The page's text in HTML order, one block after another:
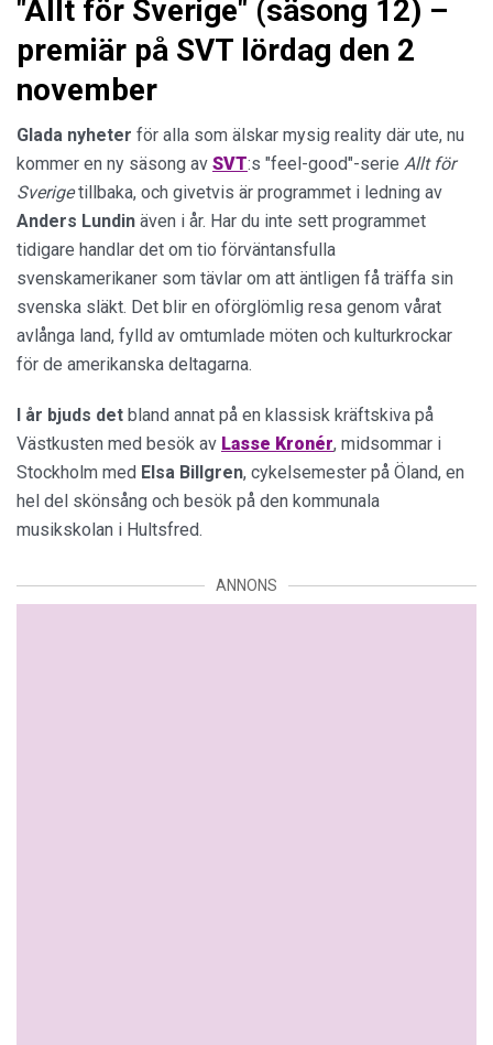
"Allt för Sverige" (säsong 12) –
premiär på SVT lördag den 2
november
Glada nyheter för alla som älskar mysig reality där ute, nu
kommer en ny säsong av SVT:s "feel-good"-serie Allt för
Sverigetillbaka, och givetvis är programmet i ledning av
Anders Lundin även i år. Har du inte sett programmet
tidigare handlar det om tio förväntansfulla
svenskamerikaner som tävlar om att äntligen få träffa sin
svenska släkt. Det blir en oförglömlig resa genom vårat
avlånga land, fylld av omtumlade möten och kulturkrockar
för de amerikanska deltagarna.
I år bjuds det bland annat på en klassisk kräftskiva på
Västkusten med besök av Lasse Kronér, midsommar i
Stockholm med Elsa Billgren, cykelsemester på Öland, en
hel del skönsång och besök på den kommunala
musikskolan i Hultsfred.
ANNONS